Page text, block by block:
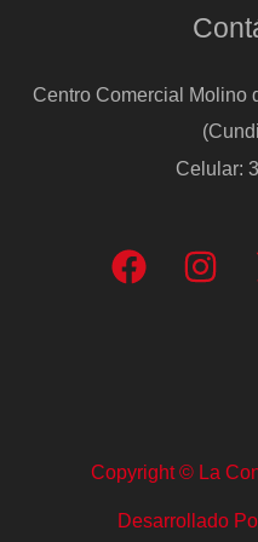
Centro Comercial Molino
Celular:
Copyright © La
Desarrollado